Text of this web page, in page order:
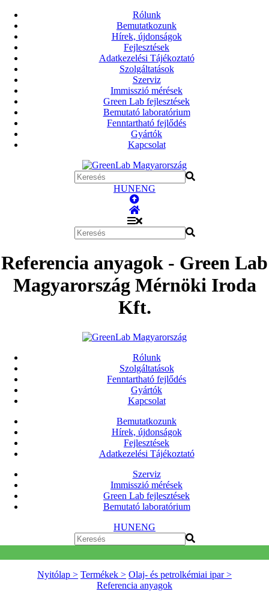
Rólunk
Bemutatkozunk
Hírek, újdonságok
Fejlesztések
Adatkezelési Tájékoztató
Szolgáltatások
Szerviz
Immisszió mérések
Green Lab fejlesztések
Bemutató laboratórium
Fenntartható fejlődés
Gyártók
Kapcsolat
HUNENG
Referencia anyagok - Green Lab
Magyarország Mérnöki Iroda
Kft.
Rólunk
Szolgáltatások
Fenntartható fejlődés
Gyártók
Kapcsolat
Bemutatkozunk
Hírek, újdonságok
Fejlesztések
Adatkezelési Tájékoztató
Szerviz
Immisszió mérések
Green Lab fejlesztések
Bemutató laboratórium
HUNENG
Nyitólap > Termékek > Olaj- és petrolkémiai ipar >
Referencia anyagok